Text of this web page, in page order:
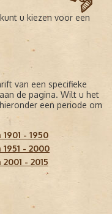
u kiezen voor een
van een specifieke
de pagina. Wilt u het
een periode om
1901 - 1950
1951 - 2000
2001 - 2015